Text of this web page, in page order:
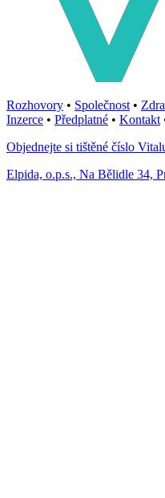
Rozhovory • Společnost •
Inzerce • Předplatné • Kontakt
Objednejte si tištěné číslo
Elpida, o.p.s., Na Bělidle 34,